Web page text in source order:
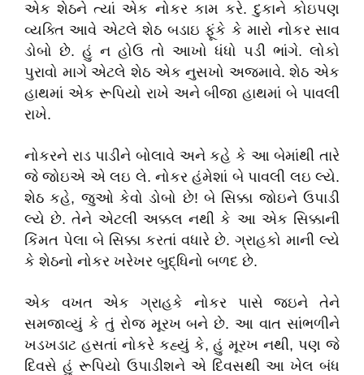
એક શેઠને ત્યાં એક નોકર કામ કરે. દુકાને કોઇપણ
વ્યક્તિ આવે એટલે શેઠ બડાઇ ફૂંકે કે મારો નોકર સાવ
ડોબો છે. હું ન હોઉ તો આખો ધંધો પડી ભાંગે. લોકો
પુરાવો માગે એટલે શેઠ એક નુસખો અજમાવે. શેઠ એક
હાથમાં એક રૂપિયો રાખે અને બીજા હાથમાં બે પાવલી
રાખે.
નોકરને રાડ પાડીને બોલાવે અને કહે કે આ બેમાંથી તારે
જે જોઇએ એ લઇ લે. નોકર હંમેશાં બે પાવલી લઇ લ્યે.
શેઠ કહે, જુઓ કેવો ડોબો છે! બે સિક્કા જોઇને ઉપાડી
લ્યે છે. તેને એટલી અક્કલ નથી કે આ એક સિક્કાની
કિંમત પેલા બે સિક્કા કરતાં વધારે છે. ગ્રાહકો માની લ્યે
કે શેઠનો નોકર ખરેખર બુદ્ધિનો બળદ છે.
એક વખત એક ગ્રાહકે નોકર પાસે જઇને તેને
સમજાવ્યું કે તું રોજ મૂરખ બને છે. આ વાત સાંભળીને
ખડખડાટ હસતાં નોકરે કહ્યું કે, હું મૂરખ નથી, પણ જે
દિવસે હું રૂપિયો ઉપાડીશને એ દિવસથી આ ખેલ બંધ